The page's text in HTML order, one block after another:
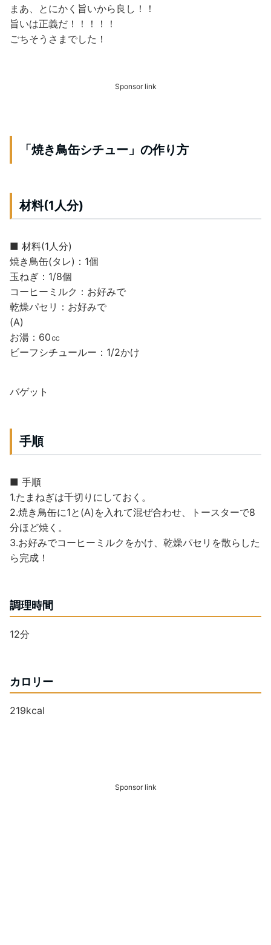
まあ、とにかく旨いから良し！！
旨いは正義だ！！！！！
ごちそうさまでした！
Sponsor link
「焼き鳥缶シチュー」の作り方
材料(1人分)
■ 材料(1人分)
焼き鳥缶(タレ)：1個
玉ねぎ：1/8個
コーヒーミルク：お好みで
乾燥パセリ：お好みで
(A)
お湯：60㏄
ビーフシチュールー：1/2かけ
バゲット
手順
■ 手順
1.たまねぎは千切りにしておく。
2.焼き鳥缶に1と(A)を入れて混ぜ合わせ、トースターで8
分ほど焼く。
3.お好みでコーヒーミルクをかけ、乾燥パセリを散らした
ら完成！
調理時間
12分
カロリー
219kcal
Sponsor link